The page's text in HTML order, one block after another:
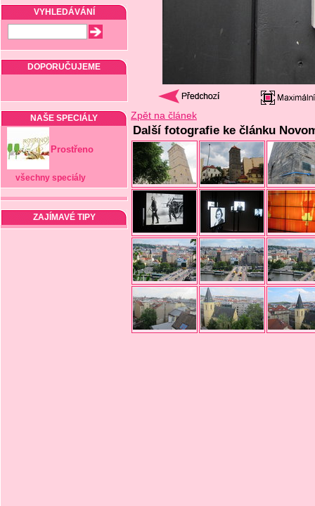
VYHLEDÁVÁNÍ
DOPORUČUJEME
NAŠE SPECIÁLY
Prostřeno
všechny speciály
ZAJÍMAVÉ TIPY
Zpět na článek
Další fotografie ke článku